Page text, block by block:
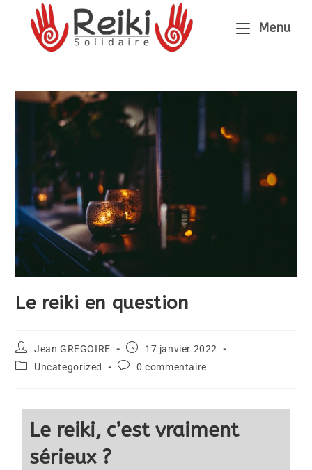
Menu
Le reiki en question
Jean GREGOIRE
17 janvier 2022
Uncategorized
0 commentaire
Le reiki, c’est vraiment
sérieux ?